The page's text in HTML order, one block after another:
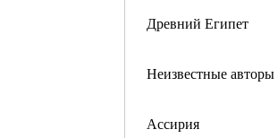
Древний Египет
Неизвестные авторы
Ассирия